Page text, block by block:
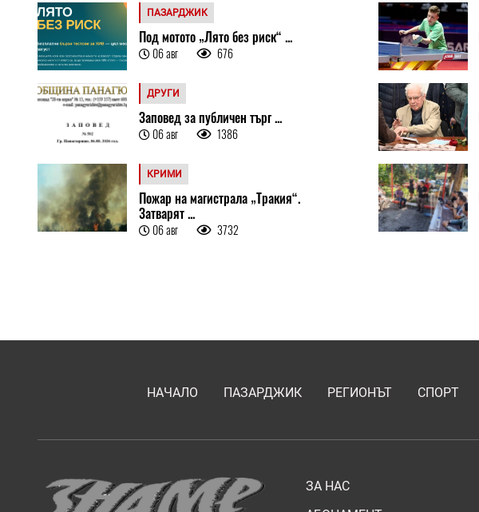
ПАЗАРДЖИК
Под мотото „Лято без риск“ ...
06 авг 676
ДРУГИ
Заповед за публичен търг ...
06 авг 1386
КРИМИ
Пожар на магистрала „Тракия“.
Затварят ...
06 авг 3732
НАЧАЛО ПАЗАРДЖИК РЕГИОНЪТ СПОРТ
ЗА НАС